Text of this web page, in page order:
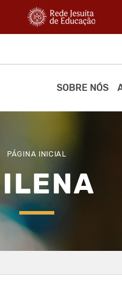
SOBRE NÓS
PÁGINA INICIAL